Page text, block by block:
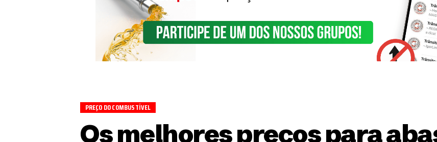
PREÇO DO COMBUSTÍVEL
Os melhores preços para